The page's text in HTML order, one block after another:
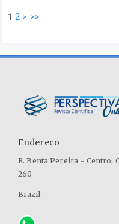
1 2 > >>
Endereço
R. Benta Pereira - Centro,
260
Brazil